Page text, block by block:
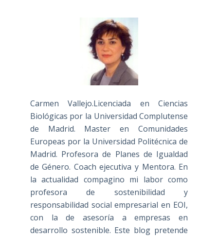
Carmen Vallejo.Licenciada en Ciencias
Biológicas por la Universidad Complutense
de Madrid. Master en Comunidades
Europeas por la Universidad Politécnica de
Madrid. Profesora de Planes de Igualdad
de Género. Coach ejecutiva y Mentora. En
la actualidad compagino mi labor como
profesora de sostenibilidad y
responsabilidad social empresarial en EOI,
con la de asesoría a empresas en
desarrollo sostenible. Este blog pretende